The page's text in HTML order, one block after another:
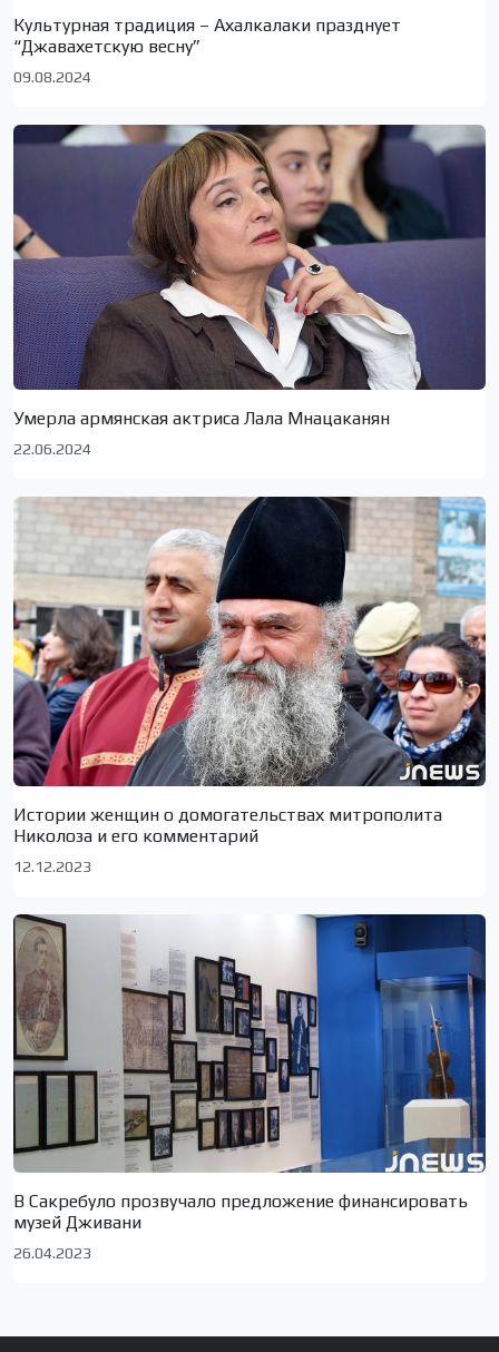
Культурная традиция – Ахалкалаки празднует
“Джавахетскую весну”
09.08.2024
Умерла армянская актриса Лала Мнацаканян
22.06.2024
Истории женщин о домогательствах митрополита
Николоза и его комментарий
12.12.2023
В Сакребуло прозвучало предложение финансировать
музей Дживани
26.04.2023